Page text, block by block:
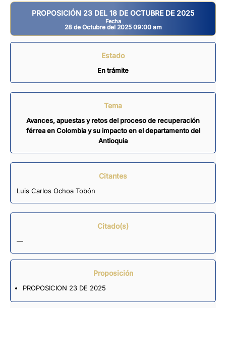
PROPOSICIÓN 23 DEL 18 DE OCTUBRE DE 2025
Fecha
28 de Octubre del 2025 09:00 am
Estado
En trámite
Tema
Avances, apuestas y retos del proceso de recuperación
férrea en Colombia y su impacto en el departamento del
Antioquia
Citantes
Luis Carlos Ochoa Tobón
Citado(s)
—
Proposición
PROPOSICION 23 DE 2025